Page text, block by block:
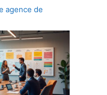
agence de